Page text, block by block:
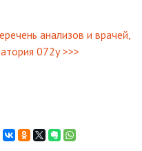
анализов и врачей,
072у >>>